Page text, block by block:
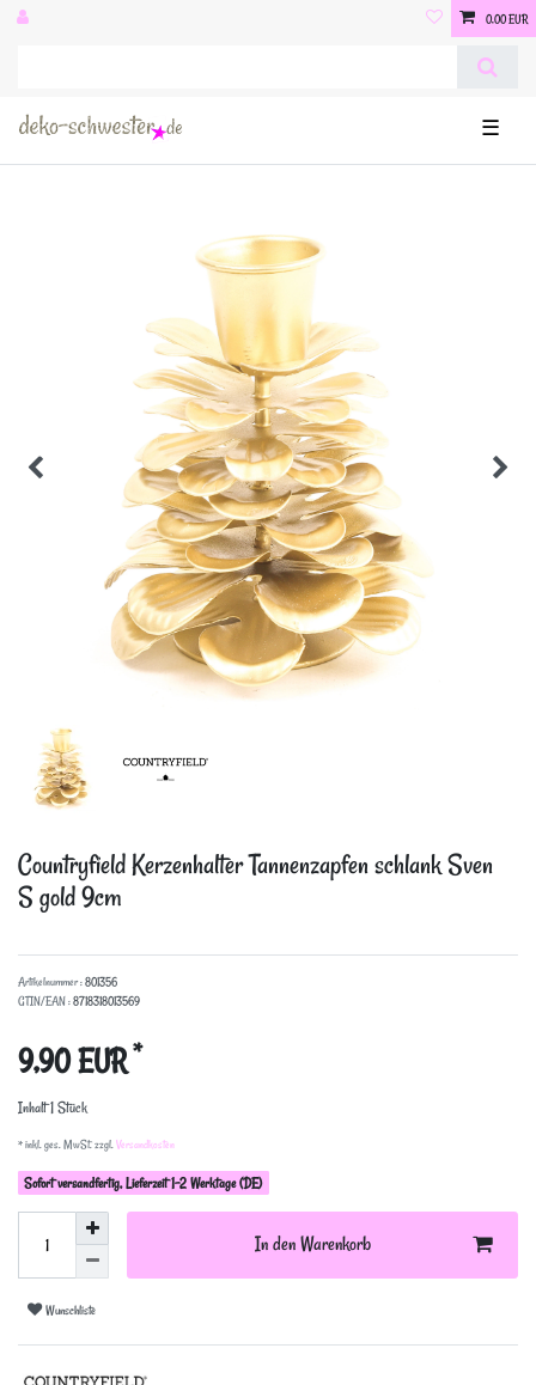
0,00 EUR
☰
Countryfield Kerzenhalter Tannenzapfen schlank Sven
S gold 9cm
Artikelnummer :801356
GTIN/EAN :8718318013569
9,90 EUR*
Inhalt1Stück
* inkl. ges. MwSt. zzgl.Versandkosten
Sofort versandfertig, Lieferzeit 1-2 Werktage (DE)
In den Warenkorb
Wunschliste